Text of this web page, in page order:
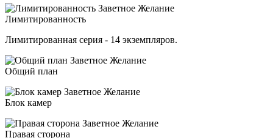
Лимитированность
Лимитированная серия - 14 экземпляров.
Общий план
Блок камер
Правая сторона